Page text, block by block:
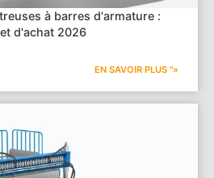
à barres d'armature :
d'achat 2026
EN SAVOIR PLUS "»